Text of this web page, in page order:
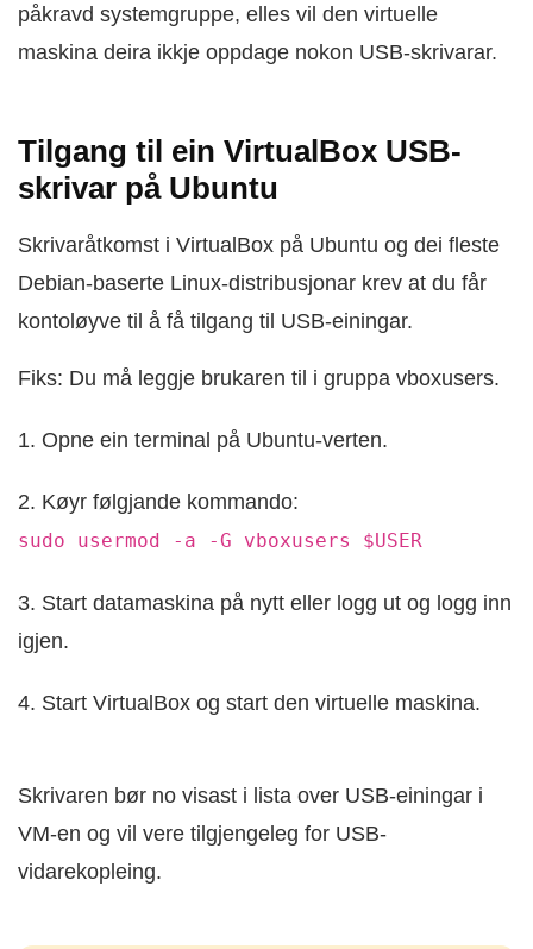
påkravd systemgruppe, elles vil den virtuelle
maskina deira ikkje oppdage nokon USB-skrivarar.
Tilgang til ein VirtualBox USB-
skrivar på Ubuntu
Skrivaråtkomst i VirtualBox på Ubuntu og dei fleste
Debian-baserte Linux-distribusjonar krev at du får
kontoløyve til å få tilgang til USB-einingar.
Fiks: Du må leggje brukaren til i gruppa vboxusers.
1. Opne ein terminal på Ubuntu-verten.
2. Køyr følgjande kommando:
sudo usermod -a -G vboxusers $USER
3. Start datamaskina på nytt eller logg ut og logg inn
igjen.
4. Start VirtualBox og start den virtuelle maskina.
Skrivaren bør no visast i lista over USB-einingar i
VM-en og vil vere tilgjengeleg for USB-
vidarekopleing.